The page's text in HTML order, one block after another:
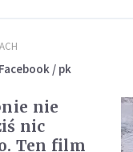
/ pk
nie
nic
Ten film